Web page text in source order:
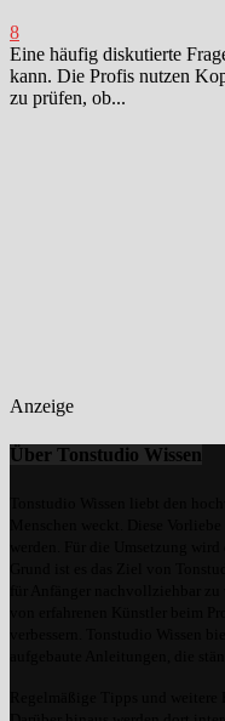
8
Eine häufig diskutierte
kann. Die Profis nutzen
zu prüfen, ob...
Anzeige
Über Tonstudio Wissen